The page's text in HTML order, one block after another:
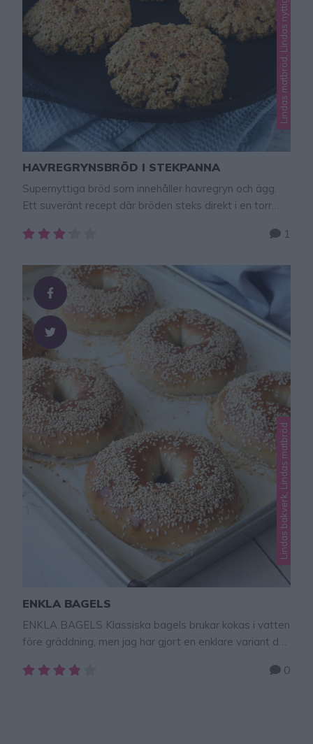
HAVREGRYNSBRÖD I STEKPANNA
Supernyttiga bröd som innehåller havregryn och ägg.
Ett suveränt recept där bröden steks direkt i en torr
lite knapriga på ytan och ett riktigt favoritbröd som jag
kolhydrater14 g protein TIPS! Följ gärna Lindas
bakskola på Instagram (klicka här!) så får du alla …
1
Lindas bakverk, Lindas matbröd
ENKLA BAGELS
ENKLA BAGELS Klassiska bagels brukar kokas i vatten
före gräddning, men jag har gjort en enklare variant där
passar både frukost, mellanmål, picknick och buffé.
0